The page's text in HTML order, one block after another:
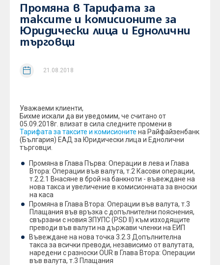
Промяна в Тарифата за
таксите и комисионите за
Юридически лица и Еднолични
търговци
21.08.2018
Уважаеми клиенти,
Бихме искали да ви уведомим, че считано от
05.09.2018г. влизат в сила следните промени в
Тарифата за таксите и комисионите на Райфайзенбанк
(България) ЕАД за Юридически лица и Еднолични
търговци.
Промяна в Глава Първа: Операции в лева и Глава
Втора: Операции във валута, т.2 Касови операции,
т.2.2.1 Внасяне в брой на банкноти - въвеждане на
нова такса и увеличение в комисионната за вноски
на каса
Промяна в Глава Втора: Операции във валута, т.3
Плащания във връзка с допълнителни пояснения,
свързани с новия ЗПУПС (PSD II) към изходящите
преводи във валути на държави членки на ЕИП
Въвеждане на нова точка 3.2.3 Допълнителна
такса за всички преводи, независимо от валутата,
наредени с разноски OUR в Глава Втора: Операции
във валута, т.3 Плащания